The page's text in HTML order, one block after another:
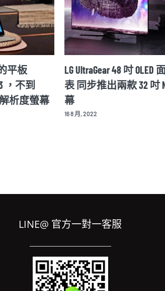
平板
3 ，不到
解析度螢幕
LG UltraGear 48 吋 OLED
表 同步推出兩款 32 吋
幕
16 8 月, 2022
LINE@ 官方一對一客服